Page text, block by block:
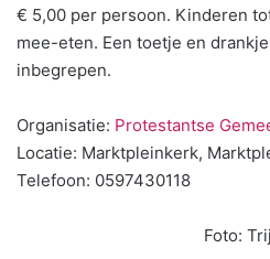
€ 5,00 per persoon. Kinderen
mee-eten. Een toetje en
inbegrepen.
Organisatie: Protestantse
Locatie: Marktpleinkerk,
Telefoon: 0597430118
Foto: